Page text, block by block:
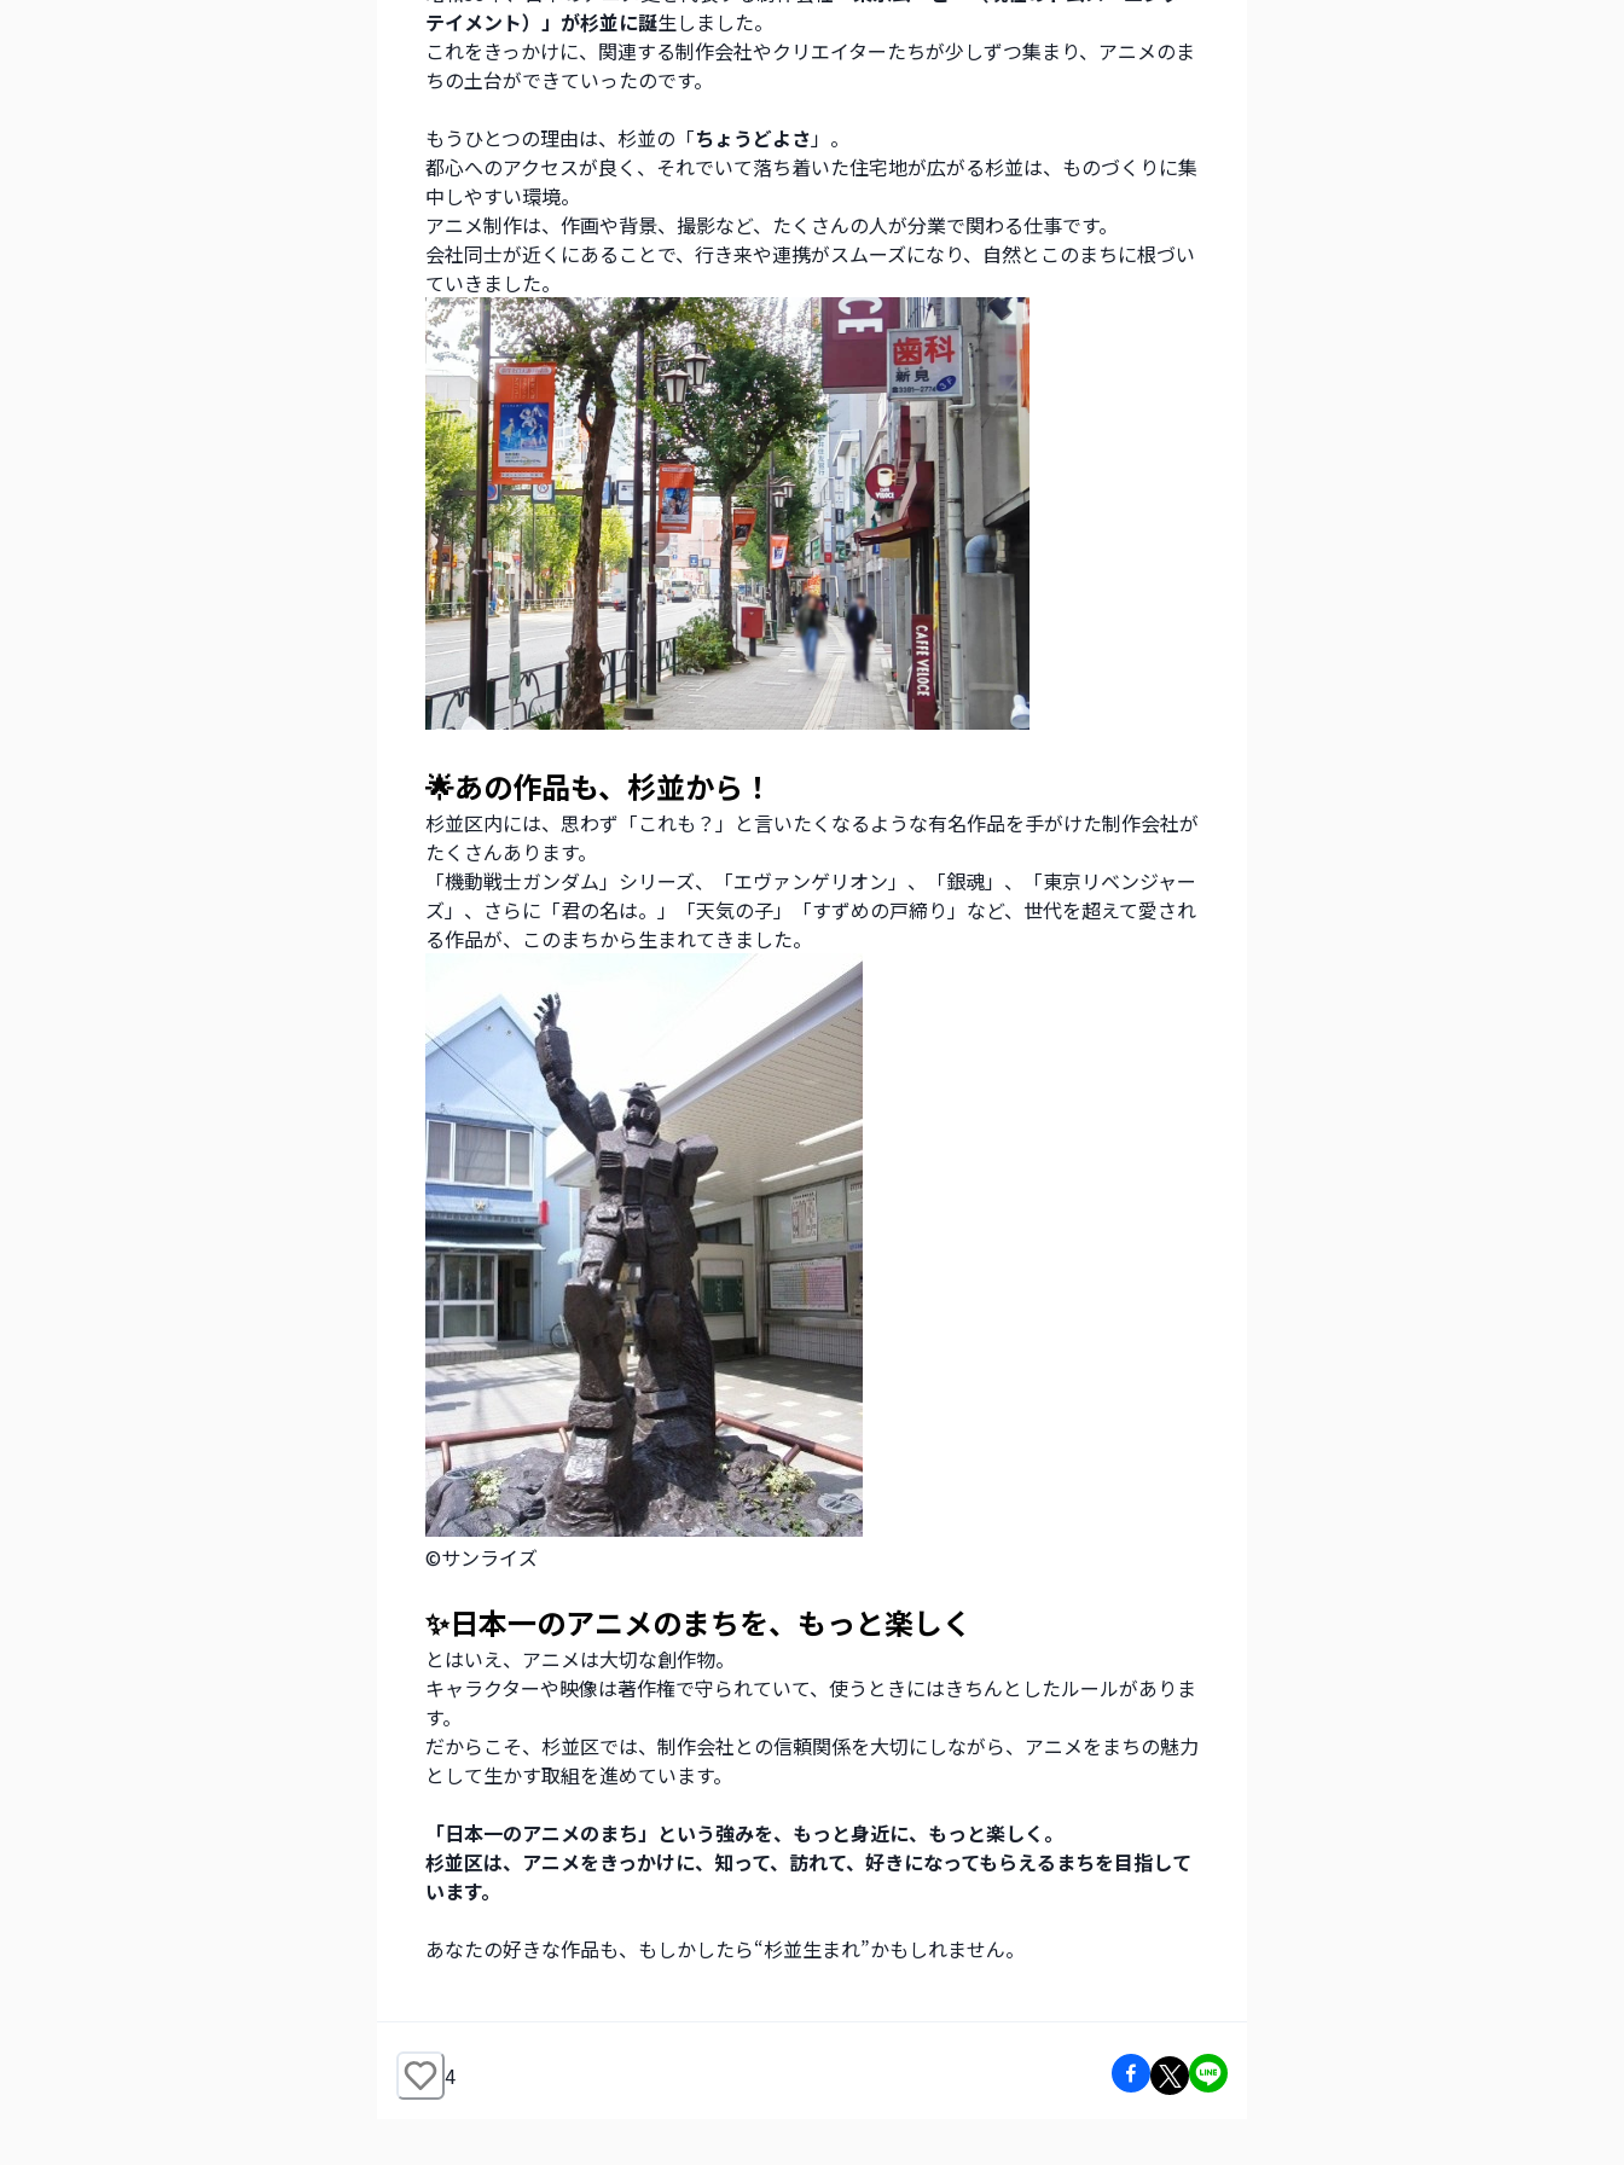
テイメント）」が杉並に誕生しました。
これをきっかけに、関連する制作会社やクリエイターたちが少しずつ集まり、アニメのま
ちの土台ができていったのです。
もうひとつの理由は、杉並の「ちょうどよさ」。
都心へのアクセスが良く、それでいて落ち着いた住宅地が広がる杉並は、ものづくりに集
中しやすい環境。
アニメ制作は、作画や背景、撮影など、たくさんの人が分業で関わる仕事です。
会社同士が近くにあることで、行き来や連携がスムーズになり、自然とこのまちに根づい
ていきました。
🌟あの作品も、杉並から！
杉並区内には、思わず「これも？」と言いたくなるような有名作品を手がけた制作会社が
たくさんあります。
「機動戦士ガンダム」シリーズ、「エヴァンゲリオン」、「銀魂」、「東京リベンジャー
ズ」、さらに「君の名は。」「天気の子」「すずめの戸締り」など、世代を超えて愛され
る作品が、このまちから生まれてきました。
©サンライズ
✨日本一のアニメのまちを、もっと楽しく
とはいえ、アニメは大切な創作物。
キャラクターや映像は著作権で守られていて、使うときにはきちんとしたルールがありま
す。
だからこそ、杉並区では、制作会社との信頼関係を大切にしながら、アニメをまちの魅力
として生かす取組を進めています。
「日本一のアニメのまち」という強みを、もっと身近に、もっと楽しく。
杉並区は、アニメをきっかけに、知って、訪れて、好きになってもらえるまちを目指して
います。
あなたの好きな作品も、もしかしたら“杉並生まれ”かもしれません。
4